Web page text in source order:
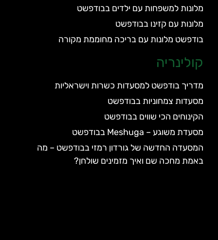
מלונות למשפחות עם ילדים בבודפשט
מלונות עם קזינו בבודפשט
בודפשט מלונות עם בריכה מחוממת מקורה
קולינריה
מדריך בודפשט למסעדות כשרות וישראליות
מסעדות צמחוניות בבודפשט
הקינוחים הכי שווים בבודפשט
מסעדת משוגע – Meshuga בבודפשט
המסעדה החדשה של גורדון רמזי בבודפשט – מה
באמת מחכה שם ואיך מזמינים שולחן?